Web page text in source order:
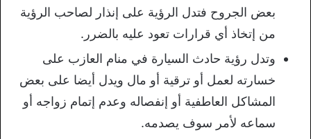
بعض الجروح فتدل الرؤية على إنذار لصاحب الرؤية
من إتخاذ أي قرارات تعود عليه بالضرر.
وتدل رؤية حادث السيارة في منام العازب على
خسارته لعمل أو ترقية أو مال ويدل أيضا على بعض
المشاكل العاطفية أو إنفصاله وعدم إتمام زواجه أو
سماعه لأمر سوف يصدمه.